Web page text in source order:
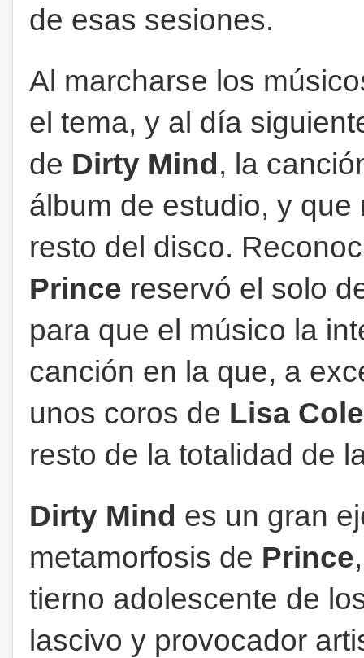
de esas sesiones.
Al marcharse los
el tema, y al día
de Dirty Mind , la
álbum de estudio, y
resto del disco.
Prince reservó el solo
para que el músico la
canción en la que, a
unos coros de Lisa
resto de la totalidad de
Dirty Mind es un gran
metamorfosis de Prince
tierno adolescente de
lascivo y provocador